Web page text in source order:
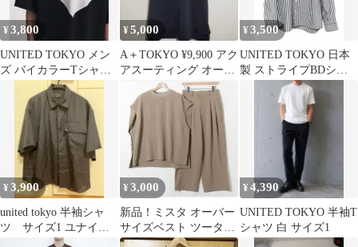
¥3,800
UNITED TOKYO メン
ズ バイカラーTシャ
ツ ブラック＆グレー
¥5,000
A＋TOKYO ¥9,900 アク
アスーティング オーバ
ーサイズ Tシャツ
¥3,500
UNITED TOKYO 日本
製 ストライプBDシャ
¥3,900
united tokyo 半袖シャ
ツ サイズ1 ユナイテ
ッドトーキョー ブラ
¥3,000
新品！ミスタ オーバー
サイズベスト ツータッ
クパンツ L
¥4,390
UNITED TOKYO 半袖T
シャツ 白 サイズ1